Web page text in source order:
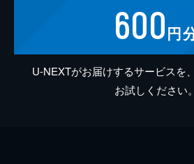
600円
U-NEXTがお届けするサービスを
お試しください。